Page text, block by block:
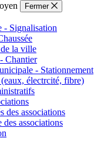
Fermer
- Signalisation
la ville
Chantier
- Stationnement
électrcité, fibre)
des associations
des associations